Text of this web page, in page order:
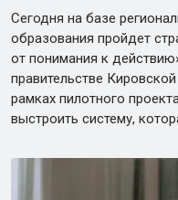
Сегодня на базе
образования пройдет
от понимания к
правительстве
рамках пилотного
выстроить систему,